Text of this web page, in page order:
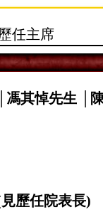
歷任主席
馮其悼先生 │
歷任院表長)